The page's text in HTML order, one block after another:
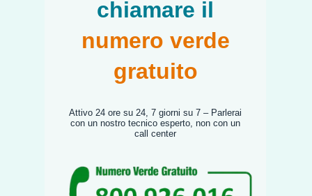
chiamare il
numero verde
gratuito
Attivo 24 ore su 24, 7 giorni su 7 – Parlerai
con un nostro tecnico esperto, non con un
call center